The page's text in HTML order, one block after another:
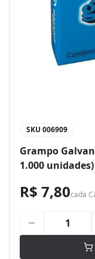
SKU 006909
Grampo
1.000 unidades)
R$ 7,80cada